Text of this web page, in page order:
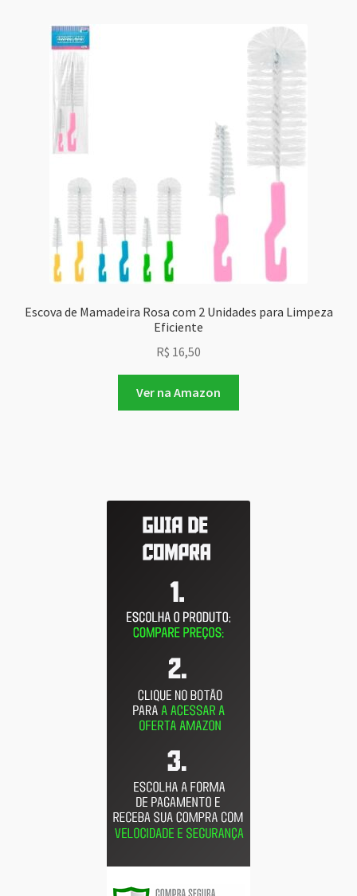
Escova de Mamadeira Rosa com 2 Unidades para Limpeza
Eficiente
R$ 16,50
Ver na Amazon